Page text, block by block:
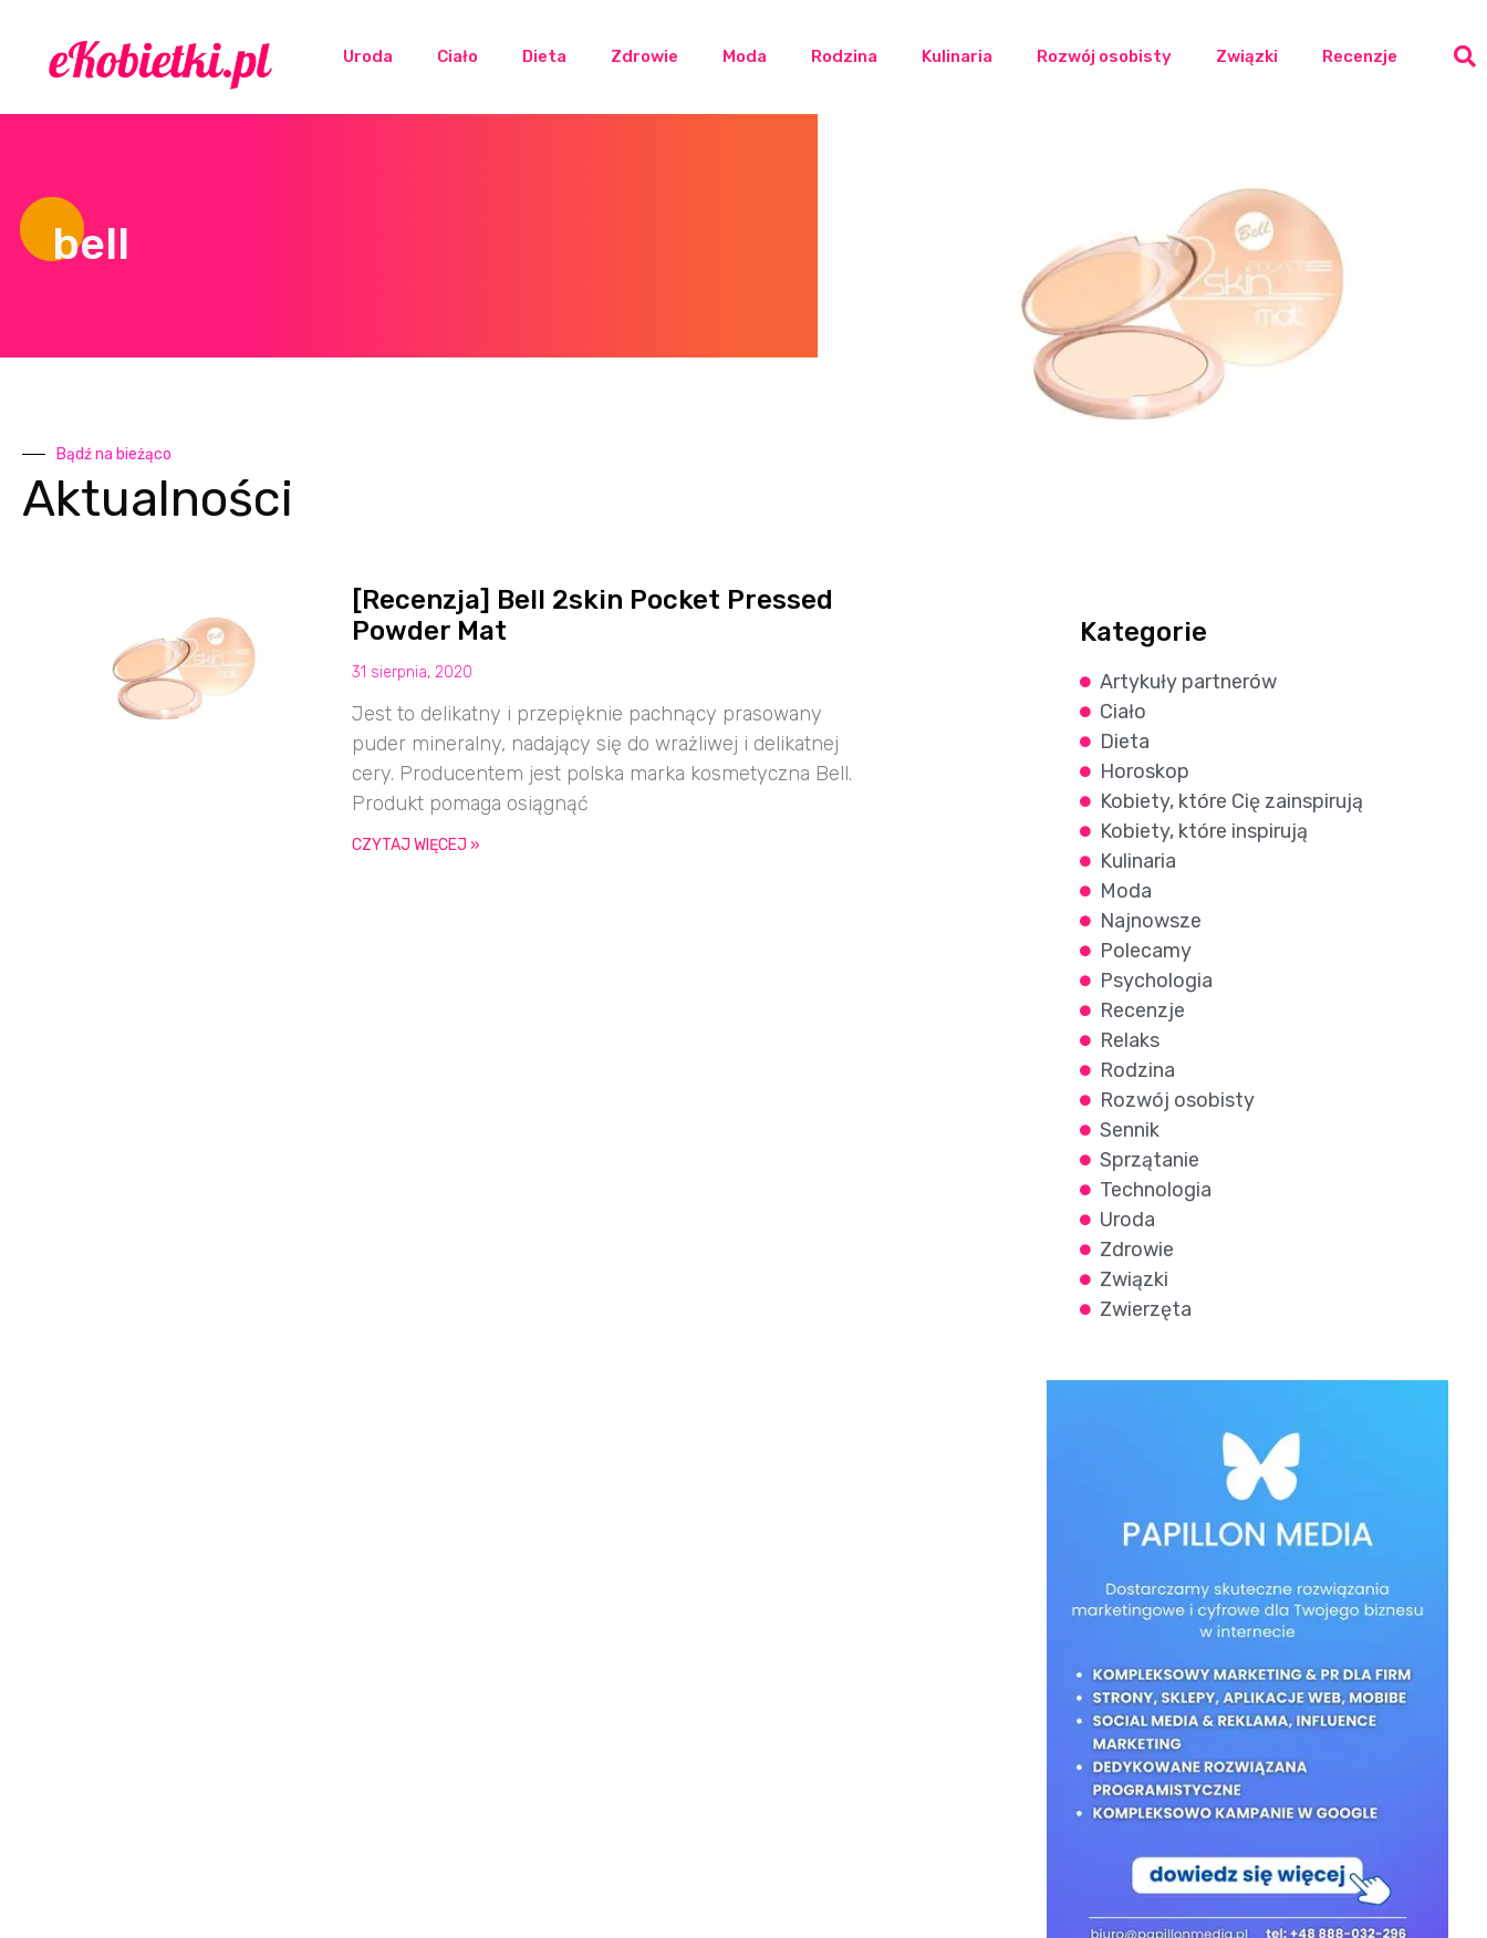
Uroda Ciało Dieta Zdrowie Moda Rodzina Kulinaria Rozwój osobisty Związki Recenzje
bell
Bądź na bieżąco
Aktualności
[Recenzja] Bell 2skin Pocket Pressed
Powder Mat
31 sierpnia, 2020
Jest to delikatny i przepięknie pachnący prasowany
puder mineralny, nadający się do wrażliwej i delikatnej
cery. Producentem jest polska marka kosmetyczna Bell.
Produkt pomaga osiągnąć
CZYTAJ WIĘCEJ »
Kategorie
Artykuły partnerów
Ciało
Dieta
Horoskop
Kobiety, które Cię zainspirują
Kobiety, które inspirują
Kulinaria
Moda
Najnowsze
Polecamy
Psychologia
Recenzje
Relaks
Rodzina
Rozwój osobisty
Sennik
Sprzątanie
Technologia
Uroda
Zdrowie
Związki
Zwierzęta